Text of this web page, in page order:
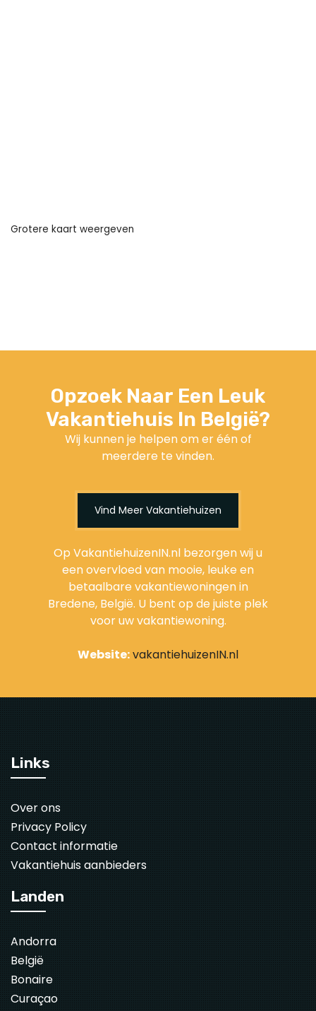
Grotere kaart weergeven
Opzoek Naar Een Leuk
Vakantiehuis In België?
Wij kunnen je helpen om er één of
meerdere te vinden.
Vind Meer Vakantiehuizen
Op VakantiehuizenIN.nl bezorgen wij u
een overvloed van mooie, leuke en
betaalbare vakantiewoningen in
Bredene, België. U bent op de juiste plek
voor uw vakantiewoning.
Website:vakantiehuizenIN.nl
Links
Over ons
Privacy Policy
Contact informatie
Vakantiehuis aanbieders
Landen
Andorra
België
Bonaire
Curaçao